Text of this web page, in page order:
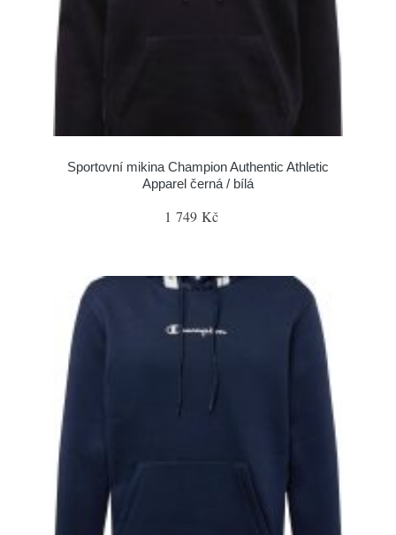
Sportovní mikina Champion Authentic Athletic
Apparel černá / bílá
1 749 Kč